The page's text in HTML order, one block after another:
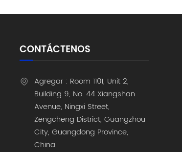
CONTÁCTENOS
Agregar : Room 1101, Unit 2,
Building 9, No. 44 Xiangshan
Avenue, Ningxi Street,
Zengcheng District, Guangzhou
City, Guangdong Province,
China